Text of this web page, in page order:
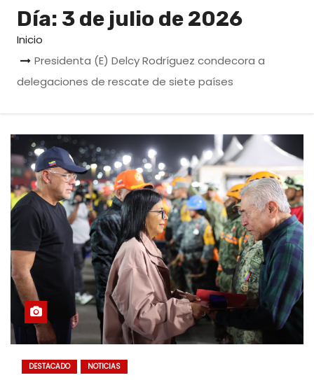
Día: 3 de julio de 2026
Inicio
Presidenta (E) Delcy Rodríguez condecora a
delegaciones de rescate de siete países
DESTACADO NOTICIAS